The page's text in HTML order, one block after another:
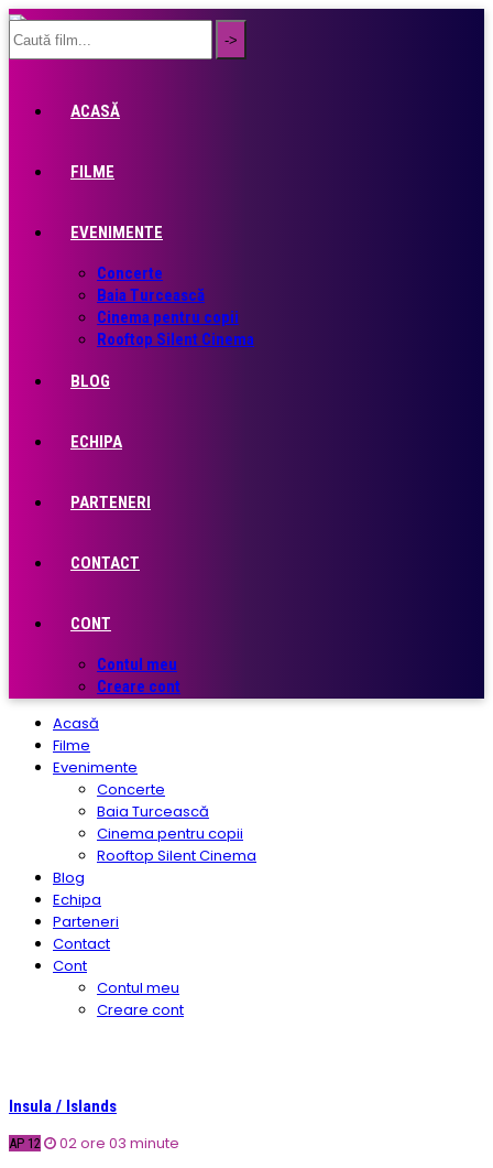
ACASĂ
FILME
EVENIMENTE
Concerte
Baia Turcească
Cinema pentru copii
Rooftop Silent Cinema
BLOG
ECHIPA
PARTENERI
CONTACT
CONT
Contul meu
Creare cont
Acasă
Filme
Evenimente
Concerte
Baia Turcească
Cinema pentru copii
Rooftop Silent Cinema
Blog
Echipa
Parteneri
Contact
Cont
Contul meu
Creare cont
Insula / Islands
AP 12
02 ore 03 minute